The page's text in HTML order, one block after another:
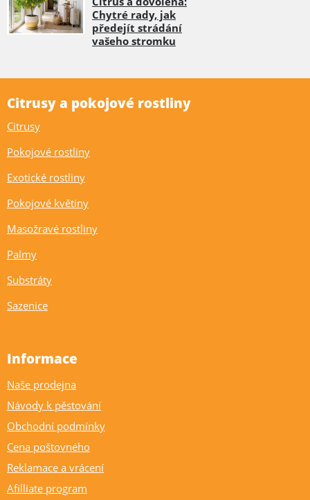
Chytré rady, jak
předejít strádání
vašeho stromku
Citrusy a pokojové rostliny
Citrusy
Pokojové rostliny
Exotické rostliny
Pokojové květiny
Masožravé rostliny
Palmy
Substráty
Sazenice
Informace
Naše prodejna
Návody k pěstování
Obchodní podmínky
Cena poštovného
Reklamace a vrácení
Afilliate program